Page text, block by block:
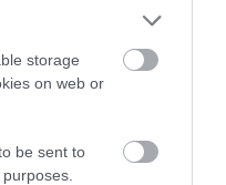
storage
on web or
be sent to
Instagram